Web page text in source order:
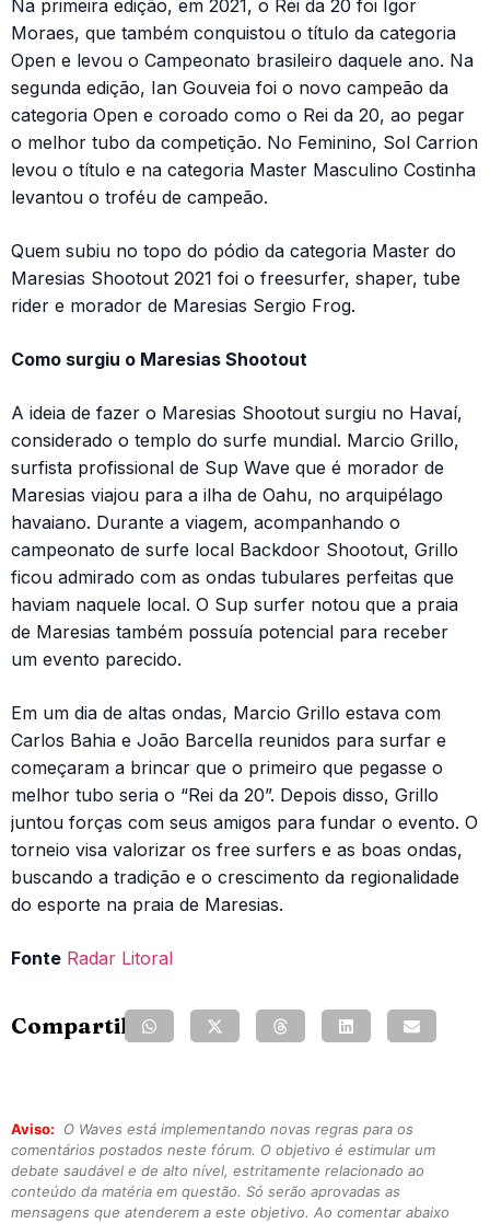
Na primeira edição, em 2021, o Rei da 20 foi Igor
Moraes, que também conquistou o título da categoria
Open e levou o Campeonato brasileiro daquele ano. Na
segunda edição, Ian Gouveia foi o novo campeão da
categoria Open e coroado como o Rei da 20, ao pegar
o melhor tubo da competição. No Feminino, Sol Carrion
levou o título e na categoria Master Masculino Costinha
levantou o troféu de campeão.
Quem subiu no topo do pódio da categoria Master do
Maresias Shootout 2021 foi o freesurfer, shaper, tube
rider e morador de Maresias Sergio Frog.
Como surgiu o Maresias Shootout
A ideia de fazer o Maresias Shootout surgiu no Havaí,
considerado o templo do surfe mundial. Marcio Grillo,
surfista profissional de Sup Wave que é morador de
Maresias viajou para a ilha de Oahu, no arquipélago
havaiano. Durante a viagem, acompanhando o
campeonato de surfe local Backdoor Shootout, Grillo
ficou admirado com as ondas tubulares perfeitas que
haviam naquele local. O Sup surfer notou que a praia
de Maresias também possuía potencial para receber
um evento parecido.
Em um dia de altas ondas, Marcio Grillo estava com
Carlos Bahia e João Barcella reunidos para surfar e
começaram a brincar que o primeiro que pegasse o
melhor tubo seria o “Rei da 20”. Depois disso, Grillo
juntou forças com seus amigos para fundar o evento. O
torneio visa valorizar os free surfers e as boas ondas,
buscando a tradição e o crescimento da regionalidade
do esporte na praia de Maresias.
Fonte Radar Litoral
Compartilhe:
Aviso:
O Waves está implementando novas regras para os
comentários postados neste fórum. O objetivo é estimular um
debate saudável e de alto nível, estritamente relacionado ao
conteúdo da matéria em questão. Só serão aprovadas as
mensagens que atenderem a este objetivo. Ao comentar abaixo